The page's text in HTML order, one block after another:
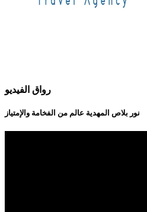
رواق الفيديو
نور بلاص المهدية عالم من الفخامة والإمتياز